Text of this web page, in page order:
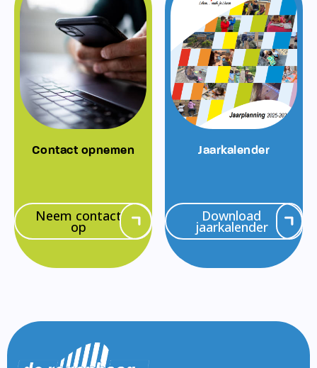
Contact opnemen
Neem contact
op
Jaarkalender
Download
jaarkalender